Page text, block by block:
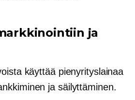
ja
käyttää pienyrityslainaa
ja säilyttäminen.